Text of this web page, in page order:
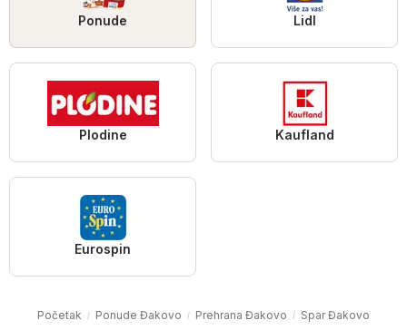
Ponude Lidl
Plodine Kaufland
Eurospin
Početak Ponude Đakovo Prehrana Đakovo Spar Đakovo